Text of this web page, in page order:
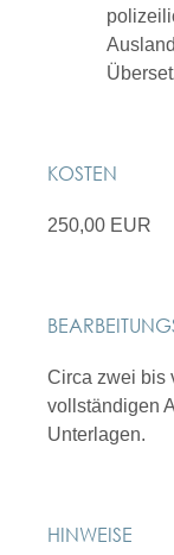
KOSTEN
250,00 EUR
Circa zwei bis
vollständigen
Unterlagen.
HINWEISE